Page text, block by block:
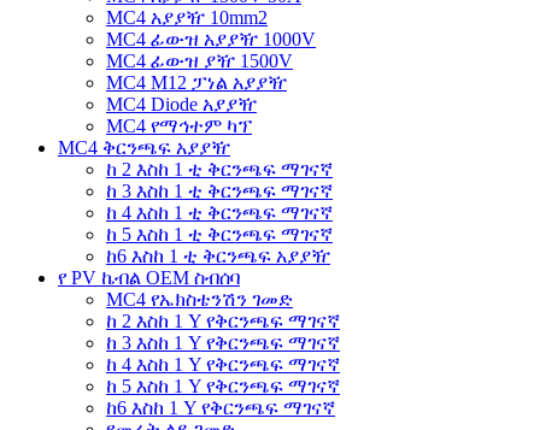
MC4 አያያዥ 10mm2
MC4 ፊውዝ አያያዥ 1000V
MC4 ፊውዝ ያዥ 1500V
MC4 M12 ፓነል አያያዥ
MC4 Diode አያያዥ
MC4 የማኅተም ካፕ
MC4 ቅርንጫፍ አያያዥ
ከ 2 እስከ 1 ቲ ቅርንጫፍ ማገናኛ
ከ 3 እስከ 1 ቲ ቅርንጫፍ ማገናኛ
ከ 4 እስከ 1 ቲ ቅርንጫፍ ማገናኛ
ከ 5 እስከ 1 ቲ ቅርንጫፍ ማገናኛ
ከ6 እስከ 1 ቲ ቅርንጫፍ አያያዥ
የ PV ኬብል OEM ስብሰባ
MC4 የኤክስቴንሽን ገመድ
ከ 2 እስከ 1 Y የቅርንጫፍ ማገናኛ
ከ 3 እስከ 1 Y የቅርንጫፍ ማገናኛ
ከ 4 እስከ 1 Y የቅርንጫፍ ማገናኛ
ከ 5 እስከ 1 Y የቅርንጫፍ ማገናኛ
ከ6 እስከ 1 Y የቅርንጫፍ ማገናኛ